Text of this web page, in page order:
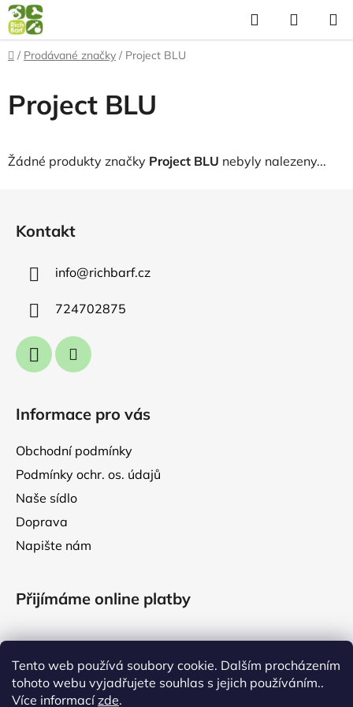
Tento web používá soubory cookie. Dalším procházením
tohoto webu vyjadřujete souhlas s jejich používáním..
Více informacízde.
Přejít
na
obsah
Hledat
KOŠÍK
Domů
/ Prodávané značky / Project BLU
Project BLU
Žádné produkty značky Project BLU nebyly nalezeny...
Kontakt
info@richbarf.cz
724702875
Informace pro vás
Obchodní podmínky
Podmínky ochr. os. údajů
Naše sídlo
Doprava
Napište nám
Přijímáme online platby
Facebook